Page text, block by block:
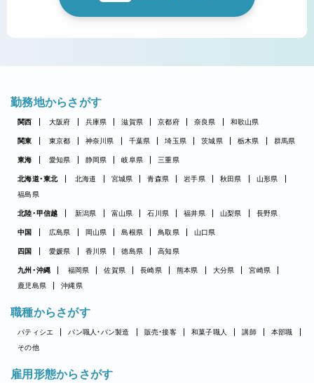
勤務地からさがす
関西 大阪府 兵庫県 滋賀県 京都府 奈良県 和歌山県
関東 東京都 神奈川県 千葉県 埼玉県 茨城県 栃木県 群馬県
東海 愛知県 静岡県 岐阜県 三重県
北海道・東北 北海道 宮城県 青森県 岩手県 秋田県
山形県
福島県
北陸・甲信越 新潟県 富山県 石川県 福井県 山梨県 長野県
中国 広島県 岡山県 島根県 鳥取県 山口県
四国 愛媛県 香川県 徳島県 高知県
九州・沖縄 福岡県 佐賀県 長崎県 熊本県 大分県
宮崎県
鹿児島県
沖縄県
職種からさがす
パティシエ パン職人・パン製造 販売・接客 和菓子職人 講師
本部職
その他
雇用形態からさがす